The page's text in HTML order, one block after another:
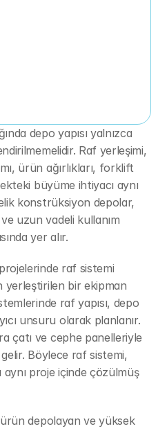
depo yapısı yalnızca
Raf yerleşimi,
ürün ağırlıkları, forklift
büyüme ihtiyacı aynı
konstrüksiyon depolar,
uzun vadeli kullanım
yer alır.
raf sistemi
yerleştirilen bir ekipman
raf yapısı, depo
unsuru olarak planlanır.
çatı ve cephe panelleriyle
gelir. Böylece raf sistemi,
aynı proje içinde çözülmüş
depolayan ve yüksek